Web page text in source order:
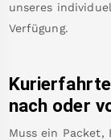
unseres
Verfügung.
nach oder
Muss ein Packet,